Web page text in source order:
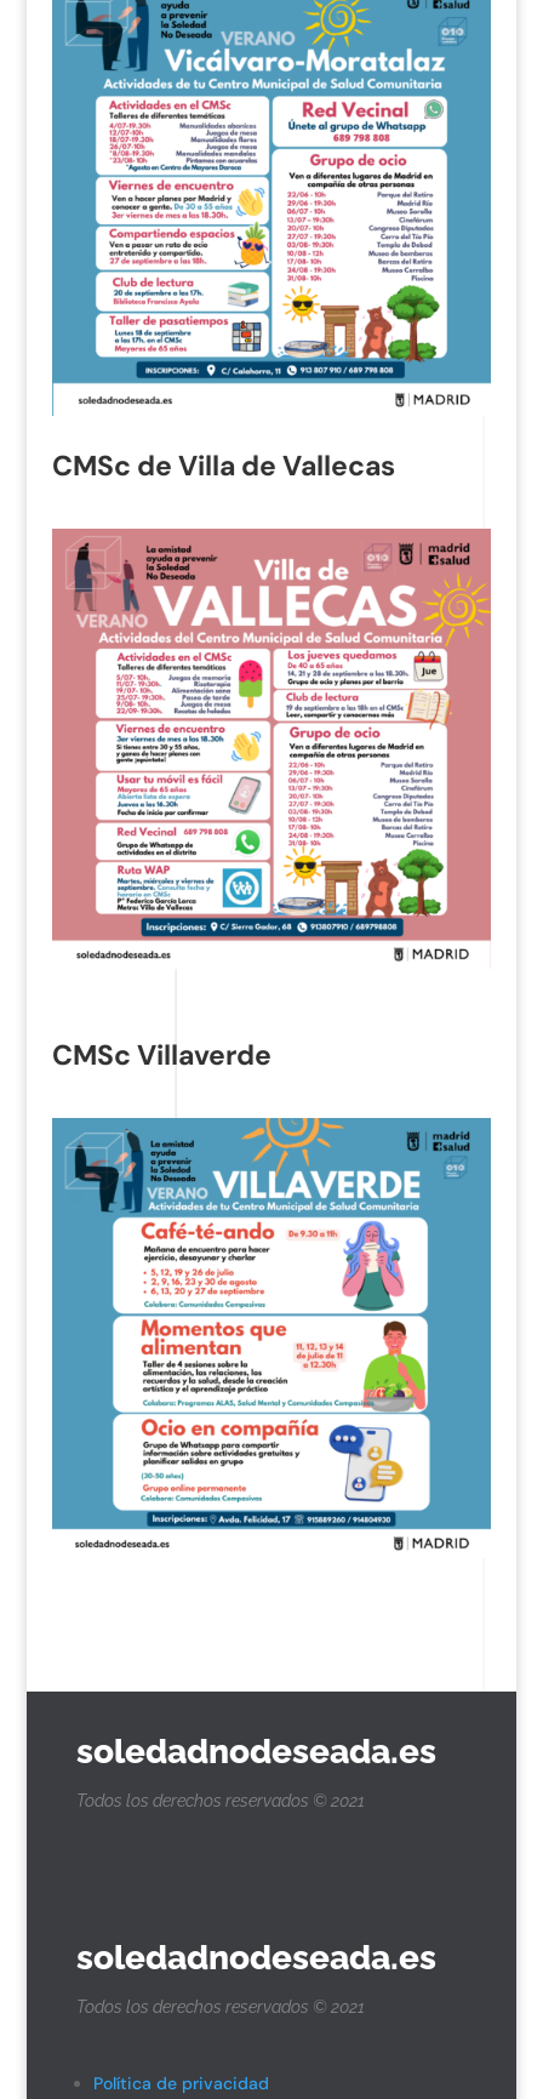
CMSc de Villa de Vallecas
CMSc Villaverde
soledadnodeseada.es
Todos los derechos reservados © 2021
soledadnodeseada.es
Todos los derechos reservados © 2021
Política de privacidad